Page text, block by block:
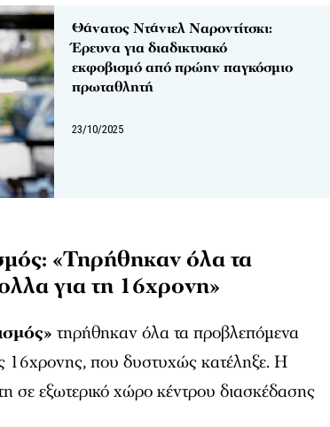
Θάνατος Ντάνιελ Ναροντίτσκι:
Έρευνα για διαδικτυακό
εκφοβισμό από πρώην παγκόσμιο
πρωταθλητή
23/10/2025
«Τηρήθηκαν όλα τα
για τη 16χρονη»
τηρήθηκαν όλα τα προβλεπόμενα
16χρονης, που δυστυχώς κατέληξε. Η
σε εξωτερικό χώρο κέντρου διασκέδασης